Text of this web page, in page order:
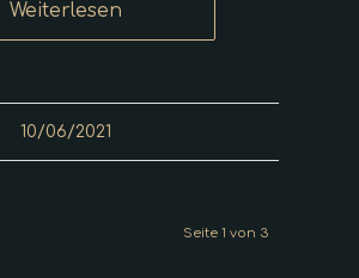
Weiterlesen
10/06/2021
Seite 1 von 3